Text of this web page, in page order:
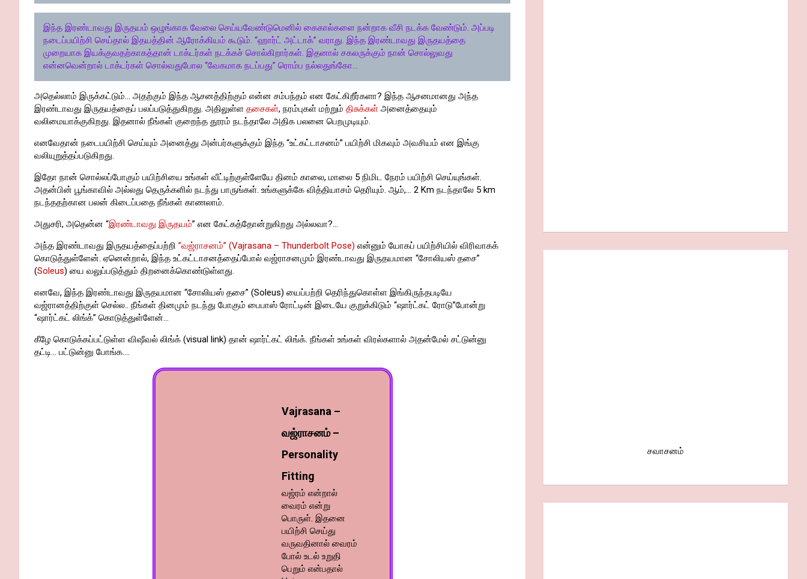
இந்த இரண்டாவது இருதயம் ஒழுங்காக வேலை செய்யவேண்டுமெனில் கைகால்களை நன்றாக வீசி நடக்க வேண்டும். அப்படி
நடைப்பயிற்சி செய்தால் இதயத்தின் ஆரோக்கியம் கூடும். “ஹார்ட் அட்டாக்” வராது. இந்த இரண்டாவது இருதயத்தை
முறையாக இயக்குவதற்காகத்தான் டாக்டர்கள் நடக்கச் சொல்கிறார்கள். இதனால் சகலருக்கும் நான் சொல்லுவது
என்னவென்றால் டாக்டர்கள் சொல்வதுபோல “வேகமாக நடப்பது” ரொம்ப நல்லதுங்கோ…
அதெல்லாம் இருக்கட்டும்… அதற்கும் இந்த ஆசனத்திற்கும் என்ன சம்பந்தம் என கேட்கிறீர்களா? இந்த ஆசனமானது அந்த
இரண்டாவது இருதயத்தைப் பலப்படுத்துகிறது. அதிலுள்ள தசைகள், நரம்புகள் மற்றும் திசுக்கள் அனைத்தையும்
வலிமையாக்குகிறது. இதனால் நீங்கள் குறைந்த தூரம் நடந்தாலே அதிக பலனை பெறமுடியும்.
எனவேதான் நடைபயிற்சி செய்யும் அனைத்து அன்பர்களுக்கும் இந்த “உட்கட்டாசனம்” பயிற்சி மிகவும் அவசியம் என இங்கு
வலியுறுத்தப்படுகிறது.
இதோ நான் சொல்லப்போகும் பயிற்சியை உங்கள் வீட்டிற்குள்ளேயே தினம் காலை, மாலை 5 நிமிட நேரம் பயிற்சி செய்யுங்கள்.
அதன்பின் பூங்காவில் அல்லது தெருக்களில் நடந்து பாருங்கள். உங்களுக்கே வித்தியாசம் தெரியும். ஆம்,… 2 Km நடந்தாலே 5 km
நடந்ததற்கான பலன் கிடைப்பதை நீங்கள் காணலாம்.
அதுசரி, அதென்ன “இரண்டாவது இருதயம்” என கேட்கத்தோன்றுகிறது அல்லவா?…
அந்த இரண்டாவது இருதயத்தைப்பற்றி ”வஜ்ராசனம்” (Vajrasana – Thunderbolt Pose) என்னும் யோகப் பயிற்சியில் விரிவாகக்
கொடுத்துள்ளேன். ஏனென்றால், இந்த உட்கட்டாசனத்தைப்போல் வஜ்ராசனமும் இரண்டாவது இருதயமான “சோலியஸ் தசை”
(Soleus) யை வலுப்படுத்தும் திறனைக்கொண்டுள்ளது.
எனவே, இந்த இரண்டாவது இருதயமான “சோலியஸ் தசை” (Soleus) யைப்பற்றி தெரிந்துகொள்ள இங்கிருந்தபடியே
வஜ்ரானத்திற்குள் செல்ல.. நீங்கள் தினமும் நடந்து போகும் பைபாஸ் ரோட்டின் இடையே குறுக்கிடும் “ஷார்ட்கட் ரோடு”போன்று
“ஷார்ட்கட் லிங்க்” கொடுத்துள்ளேன்…
கீழே கொடுக்கப்பட்டுள்ள விஷீவல் லிங்க் (visual link) தான் ஷார்ட்கட் லிங்க். நீங்கள் உங்கள் விரல்களால் அதன்மேல் சட்டுன்னு
தட்டி… பட்டுன்னு போங்க….
Vajrasana –
வஜ்ராசனம் –
Personality
Fitting
வஜ்ரம் என்றால்
வைரம் என்று
பொருள். இதனை
பயிற்சி செய்து
வருவதினால் வைரம்
போல் உடல் உறுதி
பெறும் என்பதால்
சவாசனம்